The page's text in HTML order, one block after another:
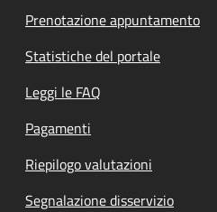
Prenotazione appuntamento
Statistiche del portale
Leggi le FAQ
Pagamenti
Riepilogo valutazioni
Segnalazione disservizio